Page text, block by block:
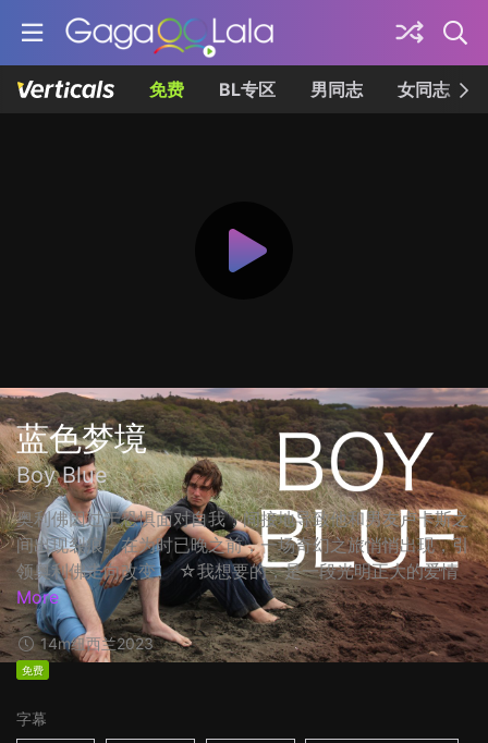
免费 BL专区 男同志 女同志
蓝色梦境
Boy Blue
奥利佛因过于恐惧面对自我，间接地导致他和男友卢卡斯之
间出现裂痕。在为时已晚之前，一场奇幻之旅悄悄出现，引
领奥利佛走向改变。 ☆我想要的，是一段光明正大的爱情
More
14m纽西兰2023
免费
字幕